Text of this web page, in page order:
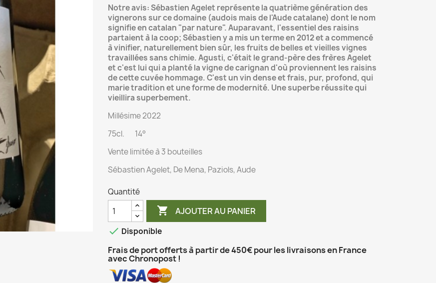
Notre avis: Sébastien Agelet représente la quatrième génération des
vignerons sur ce domaine (audois mais de l'Aude catalane) dont le nom
signifie en catalan "par nature". Auparavant, l'essentiel des raisins
partaient à la coop; Sébastien y a mis un terme en 2012 et a commencé
à vinifier, naturellement bien sûr, les fruits de belles et vieilles vignes
travaillées sans chimie. Agusti, c'était le grand-père des frères Agelet
et c'est lui qui a planté la vigne de carignan d'où proviennent les raisins
de cette cuvée hommage. C'est un vin dense et frais, pur, profond, qui
marie tradition et une forme de modernité. Une superbe réussite qui
vieillira superbement.
Millésime 2022
75cl. 14°
Vente limitée à 3 bouteilles
Sébastien Agelet, De Mena, Paziols, Aude
Quantité
 AJOUTER AU PANIER
 Disponible
Frais de port offerts à partir de 450€ pour les livraisons en France
avec Chronopost !